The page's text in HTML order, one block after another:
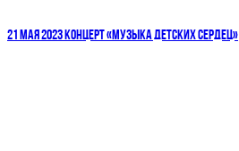
21 МАЯ 2023 КОНЦЕРТ «МУЗЫКА ДЕТСКИХ СЕРДЕЦ»